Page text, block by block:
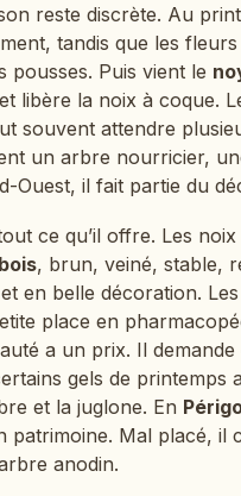
reste discrète. Au
tandis que les
pousses. Puis vient le
libère la noix à coque.
souvent attendre
un arbre nourricier,
Ouest, il fait partie du
ce qu’il offre. Les
, brun, veiné, stable,
en belle décoration.
place en
a un prix. Il
gels de
et la juglone. En
patrimoine. Mal placé, il
anodin.